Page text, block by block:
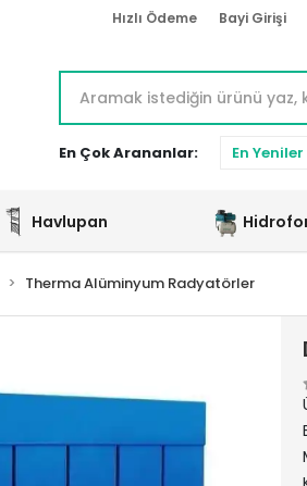
Hızlı Ödeme Bayi Girişi
En Çok Arananlar: En Yeniler
Havlupan
Therma Alüminyum Radyatörler